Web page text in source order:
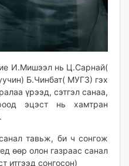
И.Мишээл нь Ц.Сарнай(
Б.Чинбат( МУГЗ) гэх
үрээд, сэтгэл санаа,
эцэст нь хамтран
тавьж, би ч сонгож
өөр олон газраас санал
итгээд сонгосон)